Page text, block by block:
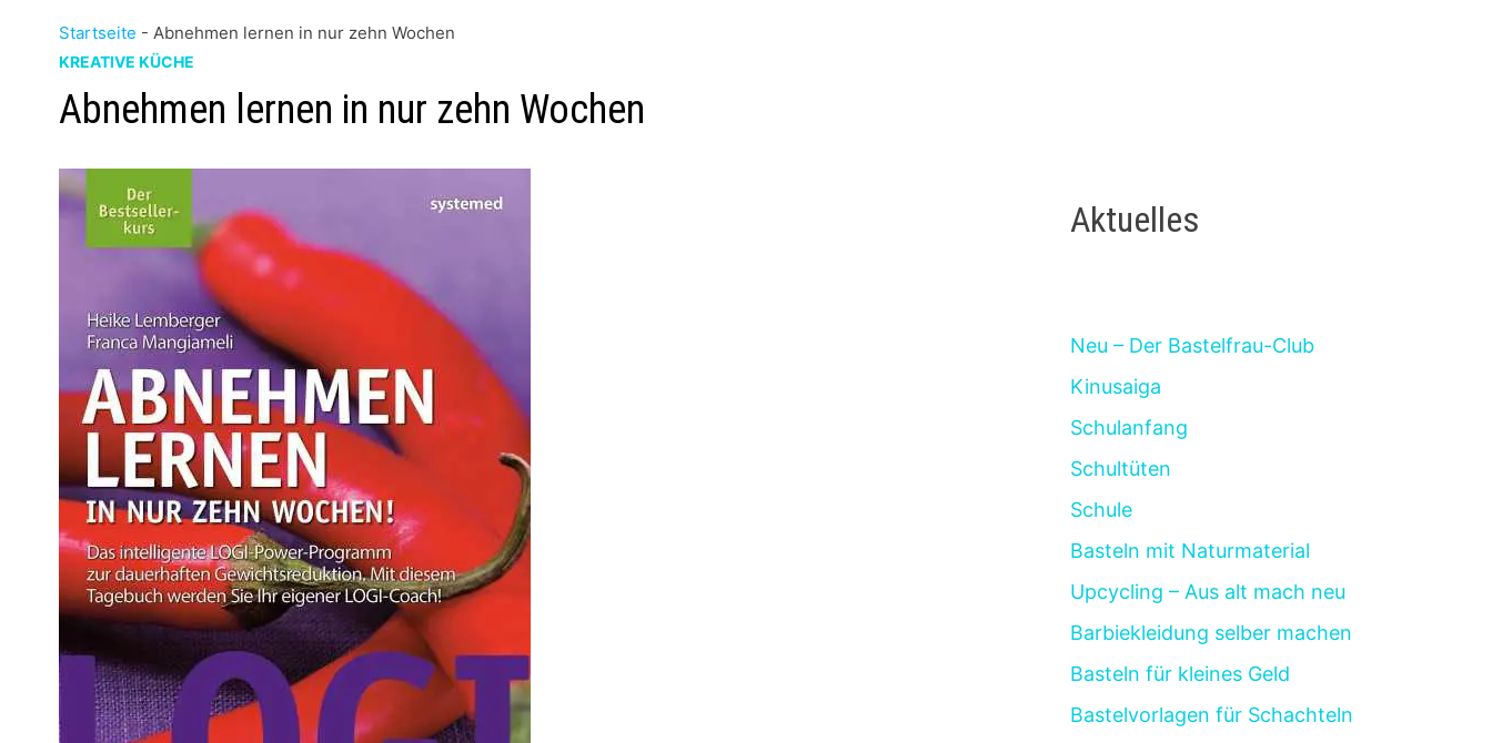
Startseite -Abnehmen lernen in nur zehn Wochen
KREATIVE KÜCHE
Abnehmen lernen in nur zehn Wochen
Aktuelles
Neu – Der Bastelfrau-Club
Kinusaiga
Schulanfang
Schultüten
Schule
Basteln mit Naturmaterial
Upcycling – Aus alt mach neu
Barbiekleidung selber machen
Basteln für kleines Geld
Bastelvorlagen für Schachteln